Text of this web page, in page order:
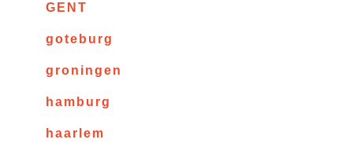
GENT
goteburg
groningen
hamburg
haarlem